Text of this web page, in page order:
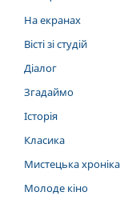
На екранах
Вісті зі студій
Діалог
Згадаймо
Історія
Класика
Мистецька хроніка
Молоде кіно